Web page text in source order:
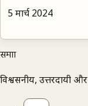
5 मार्च 2024
समाज्ञा
विश्वसनीय, उत्तरदायी